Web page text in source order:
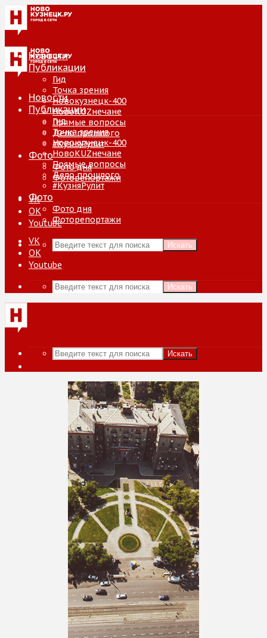
Новости
Публикации
Гид
Точка зрения
Новокузнецк-400
НовоKUZнечане
Прямые вопросы
Дело прошлого
#КузняРулит
Фото
Фото дня
Фоторепортажи
VK
ОК
Youtube
Искать
Новости
Публикации
Гид
Точка зрения
Новокузнецк-400
НовоKUZнечане
Прямые вопросы
Дело прошлого
#КузняРулит
Фото
Фото дня
Фоторепортажи
VK
ОК
Youtube
Искать
Искать